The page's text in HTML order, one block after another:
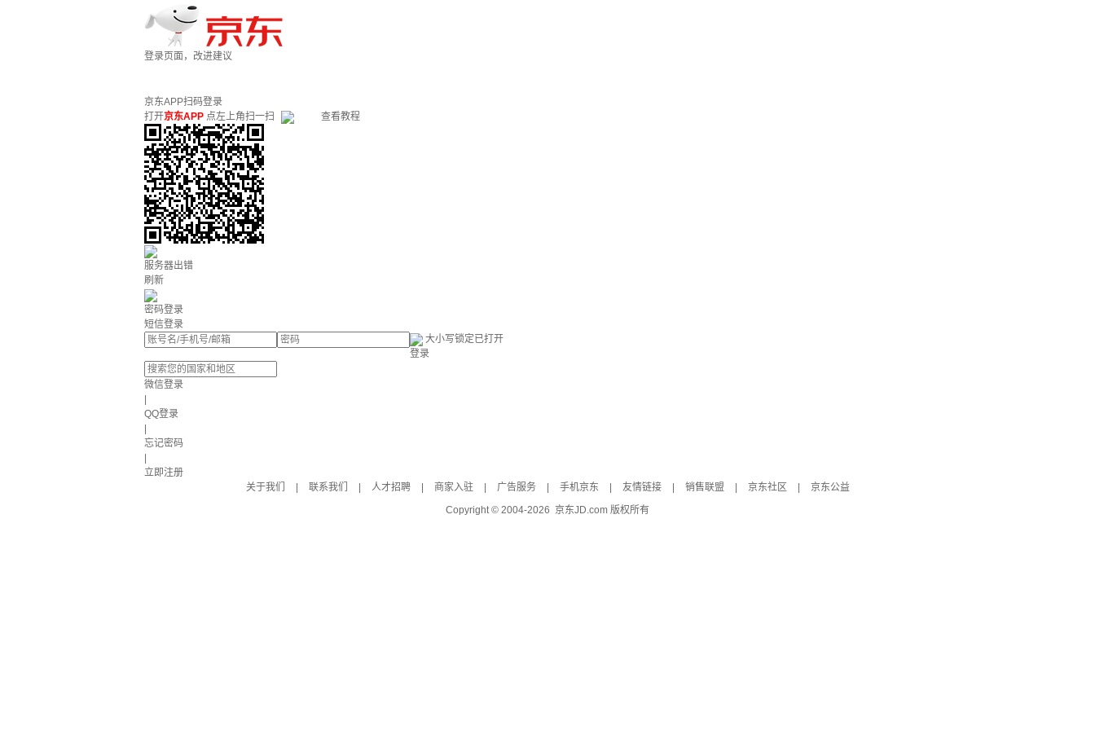
登录页面，改进建议
京东APP扫码登录
打开京东APP 点左上角扫一扫 查看教程
服务器出错
刷新
密码登录
短信登录
大小写锁定已打开
登录
微信登录
QQ登录
忘记密码
立即注册
关于我们
联系我们 人才招聘 商家入驻 广告服务 手机京东 友情链接 销售联盟 京东社区
京东公益
Copyright © 2004-2026 京东JD.com 版权所有